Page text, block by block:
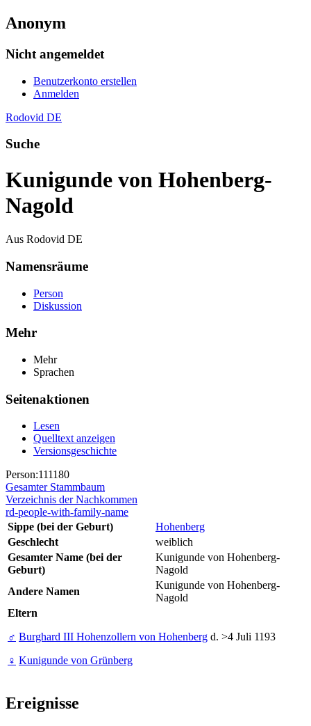
Anonym
Nicht angemeldet
Benutzerkonto erstellen
Anmelden
Rodovid DE
Suche
Kunigunde von Hohenberg-
Nagold
Aus Rodovid DE
Namensräume
Person
Diskussion
Mehr
Mehr
Sprachen
Seitenaktionen
Lesen
Quelltext anzeigen
Versionsgeschichte
Person:111180
Gesamter Stammbaum
Verzeichnis der Nachkommen
rd-people-with-family-name
Sippe (bei der Geburt)
Hohenberg
Geschlecht
weiblich
Gesamter Name (bei der
Geburt)
Kunigunde von Hohenberg-
Nagold
Andere Namen
Kunigunde von Hohenberg-
Nagold
Eltern
♂ Burghard III Hohenzollern von Hohenberg d. >4 Juli 1193
♀ Kunigunde von Grünberg
Ereignisse